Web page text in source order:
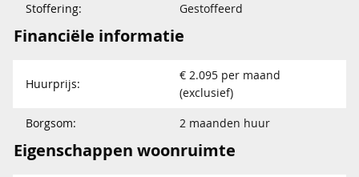
Stoffering:
Gestoffeerd
Financiële informatie
Huurprijs:
€ 2.095 per maand
(exclusief)
Borgsom:
2 maanden huur
Eigenschappen woonruimte